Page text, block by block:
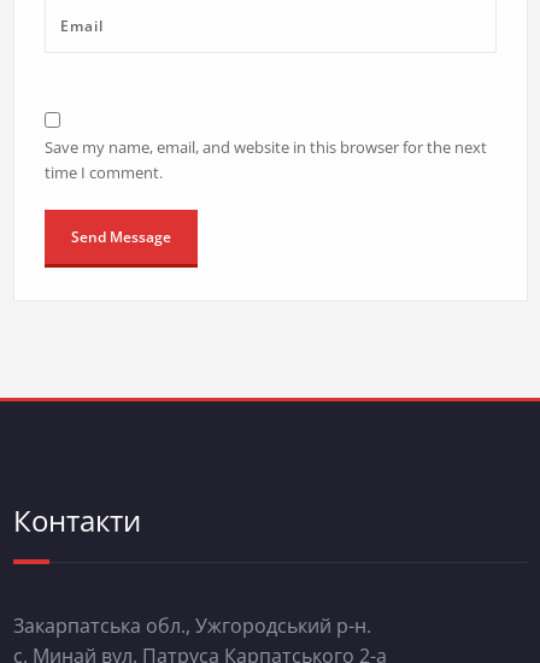
Save my name, email, and website in this browser for the next
time I comment.
Контакти
Закарпатська обл., Ужгородський р-н.
с. Минай вул. Патруса Карпатського 2-а